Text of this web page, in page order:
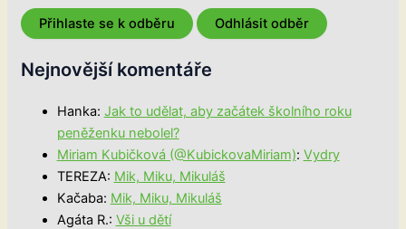
Nejnovější komentáře
Hanka: Jak to udělat, aby začátek školního roku
peněženku nebolel?
Miriam Kubičková (@KubickovaMiriam): Vydry
TEREZA: Mik, Miku, Mikuláš
Kačaba: Mik, Miku, Mikuláš
Agáta R.: Vši u dětí